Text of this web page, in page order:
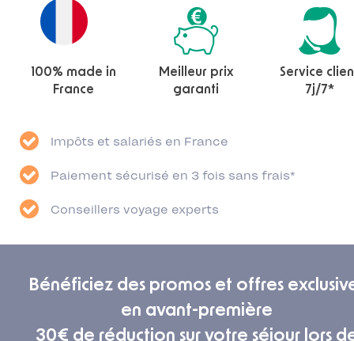
100% made in
France
Meilleur prix
garanti
Service
7j/7*
Impôts et salariés en France
Paiement sécurisé en 3 fois sans frais*
Conseillers voyage experts
Bénéficiez des promos et offres
en avant-première
30€ de réduction sur votre séjour lors